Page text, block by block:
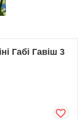
Габі Гавіш 3